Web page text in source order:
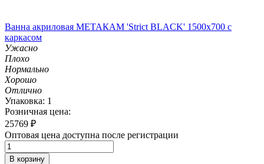
Ванна акриловая МЕТАКАМ 'Strict BLACK' 1500х700 с
каркасом
Ужасно
Плохо
Нормально
Хорошо
Отлично
Упаковка: 1
Розничная цена:
25769 ₽
Оптовая цена доступна после регистрации
В корзину